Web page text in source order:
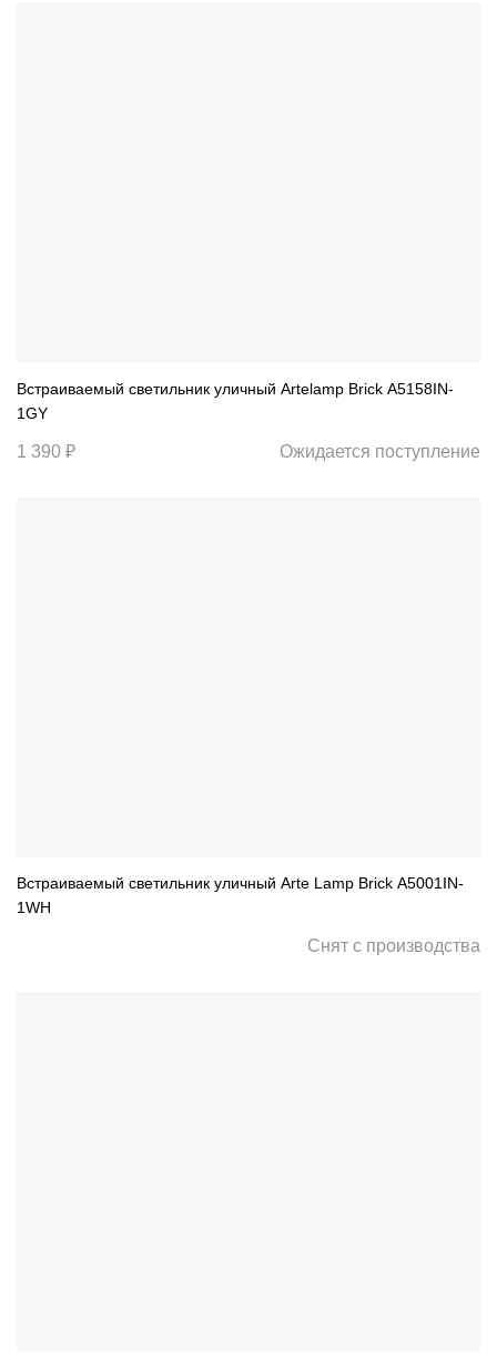
Встраиваемый светильник уличный Artelamp Brick A5158IN-
1GY
1 390 ₽ Ожидается поступление
Встраиваемый светильник уличный Arte Lamp Brick A5001IN-
1WH
Снят с производства